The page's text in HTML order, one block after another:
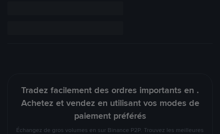
Tradez facilement des ordres importants en .
Achetez et vendez en utilisant vos modes de
paiement préférés
Échangez de gros volumes en sur Binance P2P. Trouvez les meilleures